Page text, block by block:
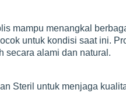
mampu menangkal
untuk kondisi saat ini.
secara alami dan natural.
Steril untuk menjaga